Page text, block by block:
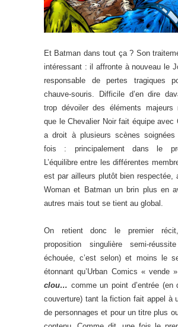
Et Batman dans tout ça ? Son
intéressant : il affronte à nouveau le
responsable de pertes tragiques
chauve-souris. Difficile d’en dire
trop dévoiler des éléments majeurs
que le Chevalier Noir fait équipe avec
a droit à plusieurs scènes soignées
fois : principalement dans le
L’équilibre entre les différentes
est par ailleurs plutôt bien respectée,
Woman et Batman un brin plus en
autres mais tout se tient au global.
On retient donc le premier
proposition singulière semi-
échouée, c’est selon) et moins le
étonnant qu’Urban Comics « vende »
clou… comme un point d’entrée (en
couverture) tant la fiction fait appel à
de personnages et pour un titre plus